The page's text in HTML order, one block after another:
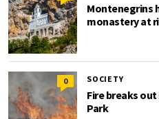
Montenegrins
monastery at
0 SOCIETY
Fire breaks
Park